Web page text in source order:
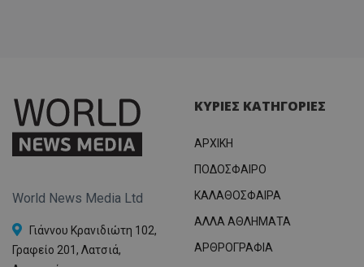
World News Media Ltd
Γιάννου Κρανιδιώτη 102,
Γραφείο 201, Λατσιά,
ΚΥΡΙΕΣ ΚΑΤΗΓΟΡΙΕΣ
ΑΡΧΙΚΗ
ΠΟΔΟΣΦΑΙΡΟ
ΚΑΛΑΘΟΣΦΑΙΡΑ
ΑΛΛΑ ΑΘΛΗΜΑΤΑ
ΑΡΘΡΟΓΡΑΦΙΑ